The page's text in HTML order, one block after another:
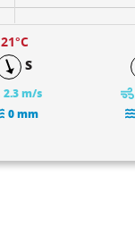
21°C
S
2.3 m/s
0 mm